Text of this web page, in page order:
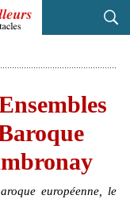
européenne, le